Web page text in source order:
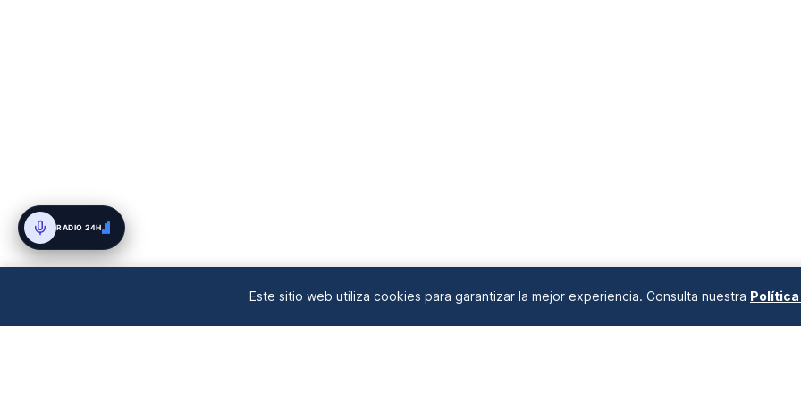
Este sitio web utiliza cookies para garantizar la mejor experiencia. Consulta nuestra Política
RADIO 24H